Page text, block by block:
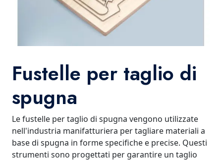
Fustelle per taglio di
spugna
Le fustelle per taglio di spugna vengono utilizzate
nell'industria manifatturiera per tagliare materiali a
base di spugna in forme specifiche e precise. Questi
strumenti sono progettati per garantire un taglio